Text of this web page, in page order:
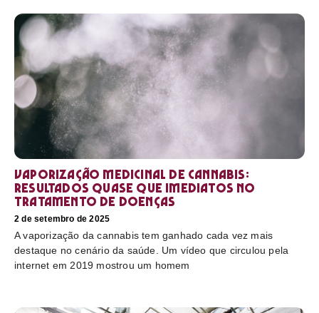
Vaporização medicinal de cannabis:
resultados quase que imediatos no
tratamento de doenças
2 de setembro de 2025
A vaporização da cannabis tem ganhado cada vez mais
destaque no cenário da saúde. Um vídeo que circulou pela
internet em 2019 mostrou um homem